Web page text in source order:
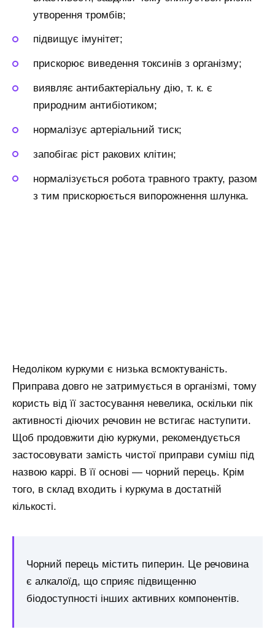
утворення тромбів;
підвищує імунітет;
прискорює виведення токсинів з організму;
виявляє антибактеріальну дію, т. к. є
природним антибіотиком;
нормалізує артеріальний тиск;
запобігає ріст ракових клітин;
нормалізується робота травного тракту, разом
з тим прискорюється випорожнення шлунка.
Недоліком куркуми є низька всмоктуваність.
Приправа довго не затримується в організмі, тому
користь від її застосування невелика, оскільки пік
активності діючих речовин не встигає наступити.
Щоб продовжити дію куркуми, рекомендується
застосовувати замість чистої приправи суміш під
назвою каррі. В її основі — чорний перець. Крім
того, в склад входить і куркума в достатній
кількості.
Чорний перець містить пиперин. Це речовина
є алкалоїд, що сприяє підвищенню
біодоступності інших активних компонентів.